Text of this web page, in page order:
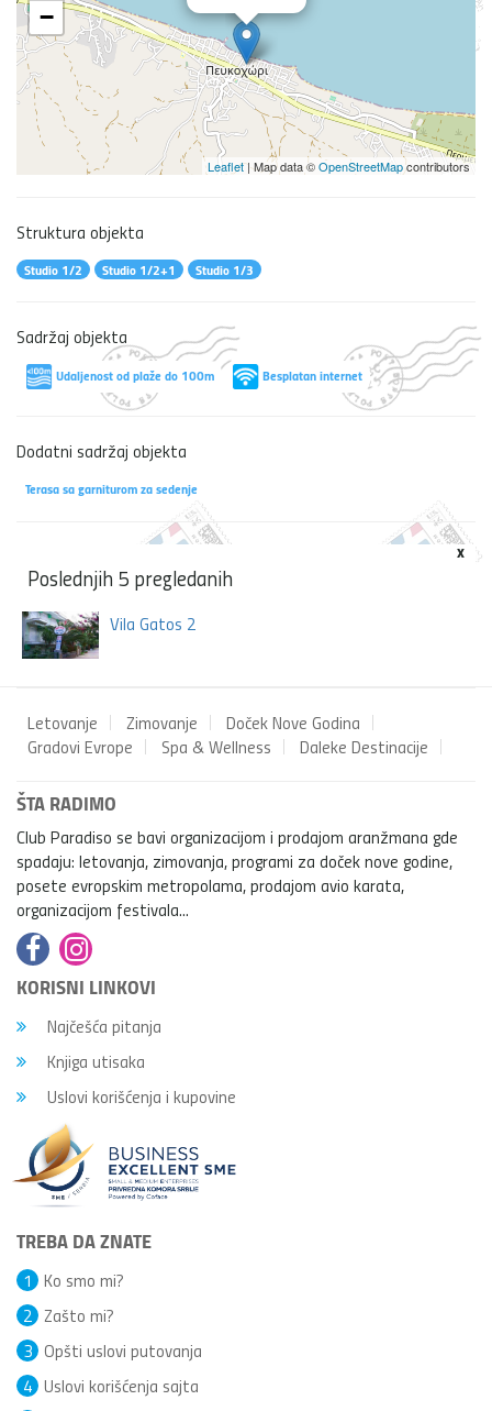
−
Leaflet| Map data ©OpenStreetMapcontributors
Struktura objekta
Studio 1/2 Studio 1/2+1 Studio 1/3
Sadržaj objekta
Udaljenost od plaže do 100m Besplatan internet
Dodatni sadržaj objekta
Terasa sa garniturom za sedenje
x
Poslednjih 5 pregledanih
Vila Gatos 2
Letovanje Zimovanje
Doček Nove Godina
Gradovi Evrope
Spa & Wellness Daleke Destinacije
ŠTA RADIMO
Club Paradiso se bavi organizacijom i prodajom aranžmana gde
spadaju: letovanja, zimovanja, programi za doček nove godine,
posete evropskim metropolama, prodajom avio karata,
organizacijom festivala...
KORISNI LINKOVI
Najčešća pitanja
Knjiga utisaka
Uslovi korišćenja i kupovine
TREBA DA ZNATE
Ko smo mi?
1
Zašto mi?
2
Opšti uslovi putovanja
3
Uslovi korišćenja sajta
4